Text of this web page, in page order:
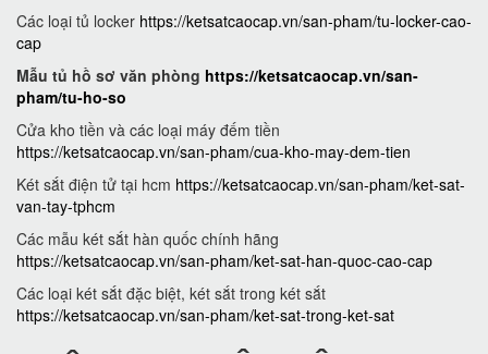
Các loại tủ locker https://ketsatcaocap.vn/san-pham/tu-locker-cao-
cap
Mẫu tủ hồ sơ văn phòng https://ketsatcaocap.vn/san-
pham/tu-ho-so
Cửa kho tiền và các loại máy đếm tiền
https://ketsatcaocap.vn/san-pham/cua-kho-may-dem-tien
Két sắt điện tử tại hcm https://ketsatcaocap.vn/san-pham/ket-sat-
van-tay-tphcm
Các mẫu két sắt hàn quốc chính hãng
https://ketsatcaocap.vn/san-pham/ket-sat-han-quoc-cao-cap
Các loại két sắt đặc biệt, két sắt trong két sắt
https://ketsatcaocap.vn/san-pham/ket-sat-trong-ket-sat